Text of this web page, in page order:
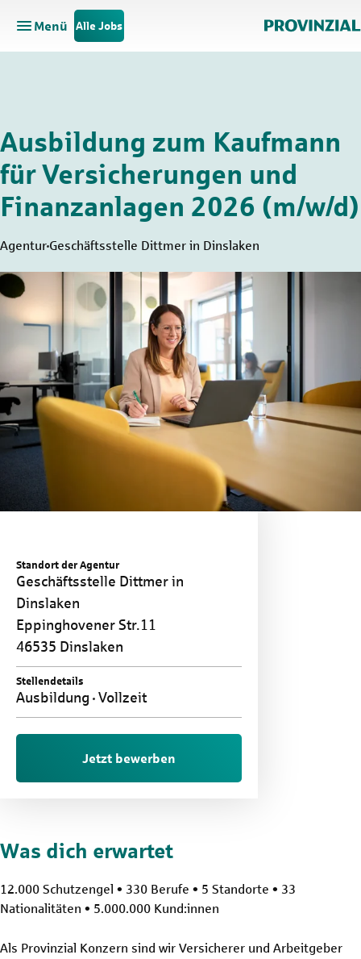
Zum Hauptinhalt springen
Zur Navigation springen
Menü
Hauptnavigation öffnen
Alle Jobs
Ausbildung zum Kaufmann
für Versicherungen und
Finanzanlagen 2026 (m/w/d)
Agentur Geschäftsstelle Dittmer in Dinslaken
Standort der Agentur
Geschäftsstelle Dittmer in
Dinslaken
Eppinghovener Str.11
46535 Dinslaken
Stellendetails
Ausbildung Vollzeit
Jetzt bewerben
Was dich erwartet
12.000 Schutzengel • 330 Berufe • 5 Standorte • 33
Nationalitäten • 5.000.000 Kund:innen
Als Provinzial Konzern sind wir Versicherer und Arbeitgeber